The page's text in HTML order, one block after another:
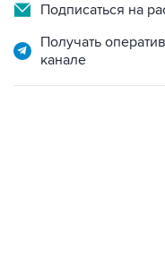
Подписаться на
Получать
канале